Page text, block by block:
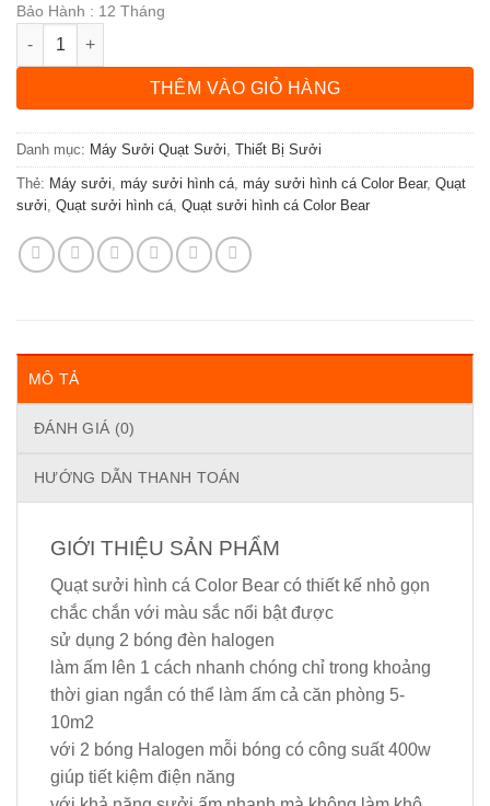
Bảo Hành : 12 Tháng
Quạt sưởi hình cá Color Bear (màu đỏ) số lượng
THÊM VÀO GIỎ HÀNG
Danh mục: Máy Sưởi Quạt Sưởi Thiết Bị Sưởi
Thẻ: Máy sưởi máy sưởi hình cá máy sưởi hình cá Color Bear, Quạt
sưởi Quạt sưởi hình cá Quạt sưởi hình cá Color Bear
MÔ TẢ
ĐÁNH GIÁ (0)
HƯỚNG DẪN THANH TOÁN
GIỚI THIỆU SẢN PHẨM
Quạt sưởi hình cá Color Bear có thiết kế nhỏ gọn
chắc chắn với màu sắc nổi bật được
sử dụng 2 bóng đèn halogen
làm ấm lên 1 cách nhanh chóng chỉ trong khoảng
thời gian ngắn có thể làm ấm cả căn phòng 5-
10m2
với 2 bóng Halogen mỗi bóng có công suất 400w
giúp tiết kiệm điện năng